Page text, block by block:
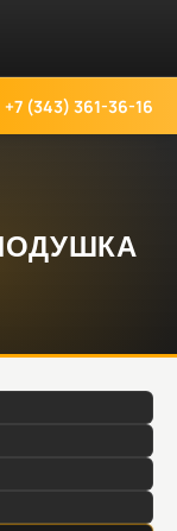
+7 (343) 361-36-16